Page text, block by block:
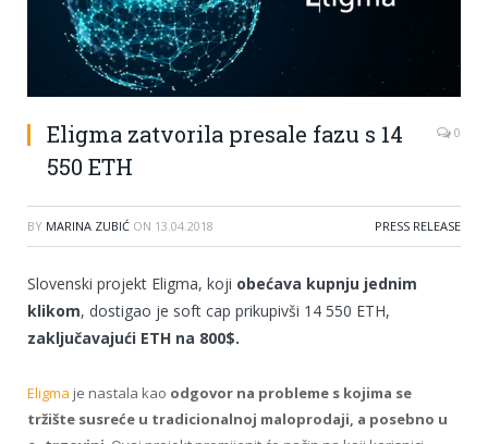
Eligma zatvorila presale fazu s 14
550 ETH
0
BY MARINA ZUBIĆ ON 13.04.2018 PRESS RELEASE
Slovenski projekt Eligma, koji obećava kupnju jednim
klikom, dostigao je soft cap prikupivši 14 550 ETH,
zaključavajući ETH na 800$.
Eligma je nastala kao odgovor na probleme s kojima se
tržište susreće u tradicionalnoj maloprodaji, a posebno u